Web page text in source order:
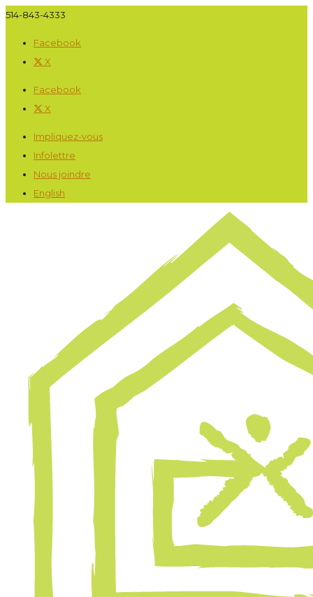
514-843-4333
Facebook
X
Facebook
X
Impliquez-vous
Infolettre
Nous joindre
English